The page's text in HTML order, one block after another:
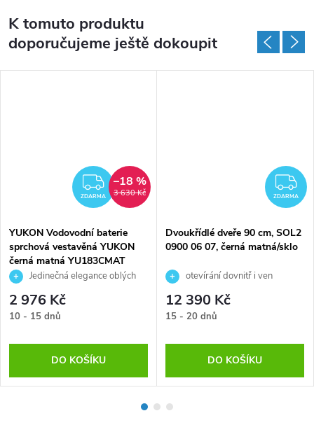
K tomuto produktu
doporučujeme ještě dokoupit
ZDARMA
ZDARMA 3 630 Kč
–18 %
YUKON Vodovodní baterie
sprchová vestavěná YUKON
černá matná YU183CMAT
Jedinečná elegance oblých
tvarů a přímých linií
2 976 Kč
10 - 15 dnů
DO KOŠÍKU
ZDARMA
Dvoukřídlé dveře 90 cm, SOL2
0900 06 07, černá matná/sklo
otevírání dovnitř i ven
12 390 Kč
15 - 20 dnů
DO KOŠÍKU